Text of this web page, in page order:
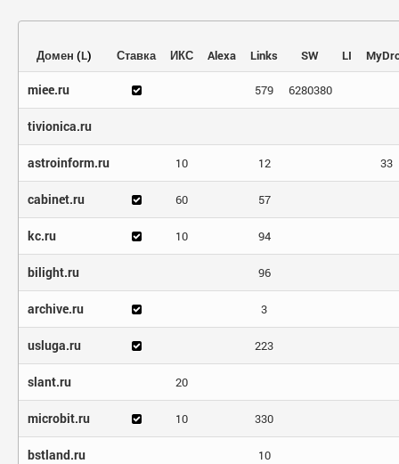
Домен (L) Ставка ИКС Alexa Links SW LI
miee.ru 579 6280380
tivionica.ru
astroinform.ru 10 12 33
cabinet.ru 60 57
kc.ru 10 94
bilight.ru 96
archive.ru 3
usluga.ru 223
slant.ru 20
microbit.ru 10 330
bstland.ru 10